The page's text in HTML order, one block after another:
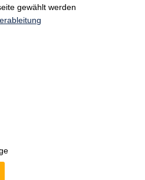
gewählt werden